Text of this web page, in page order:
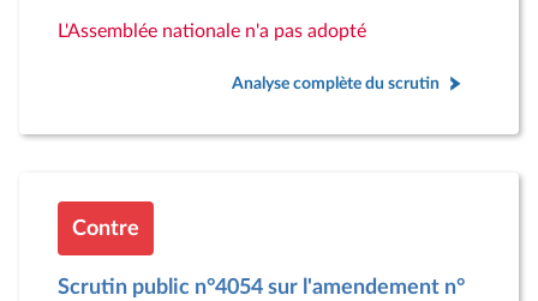
L'Assemblée nationale n'a pas adopté
Analyse complète du scrutin
Contre
Scrutin public n°4054 sur l'amendement n°